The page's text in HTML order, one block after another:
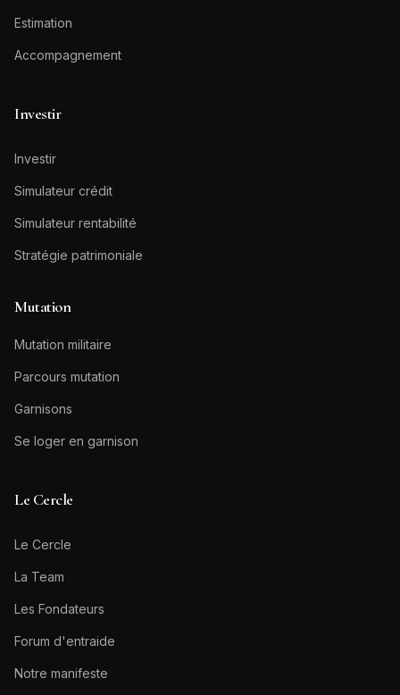
Estimation
Accompagnement
Investir
Investir
Simulateur crédit
Simulateur rentabilité
Stratégie patrimoniale
Mutation
Mutation militaire
Parcours mutation
Garnisons
Se loger en garnison
Le Cercle
Le Cercle
La Team
Les Fondateurs
Forum d'entraide
Notre manifeste